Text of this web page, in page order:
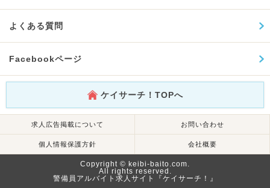
よくある質問
Facebookページ
ケイサーチ！TOPへ
求人広告掲載について お問い合わせ
個人情報保護方針 会社概要
Copyright © keibi-baito.com.
All rights reserved.
警備員アルバイト求人サイト『ケイサーチ！』